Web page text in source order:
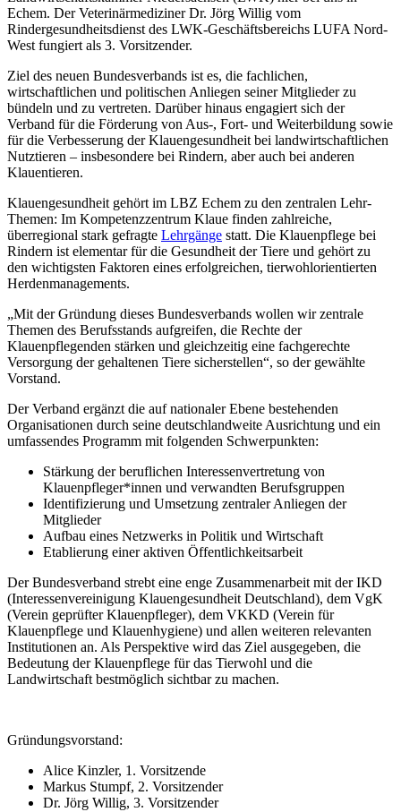
Echem. Der Veterinärmediziner Dr. Jörg Willig vom
Rindergesundheitsdienst des LWK-Geschäftsbereichs LUFA Nord-
West fungiert als 3. Vorsitzender.
Ziel des neuen Bundesverbands ist es, die fachlichen,
wirtschaftlichen und politischen Anliegen seiner Mitglieder zu
bündeln und zu vertreten. Darüber hinaus engagiert sich der
Verband für die Förderung von Aus-, Fort- und Weiterbildung sowie
für die Verbesserung der Klauengesundheit bei landwirtschaftlichen
Nutztieren – insbesondere bei Rindern, aber auch bei anderen
Klauentieren.
Klauengesundheit gehört im LBZ Echem zu den zentralen Lehr-
Themen: Im Kompetenzzentrum Klaue finden zahlreiche,
überregional stark gefragte Lehrgänge statt. Die Klauenpflege bei
Rindern ist elementar für die Gesundheit der Tiere und gehört zu
den wichtigsten Faktoren eines erfolgreichen, tierwohlorientierten
Herdenmanagements.
„Mit der Gründung dieses Bundesverbands wollen wir zentrale
Themen des Berufsstands aufgreifen, die Rechte der
Klauenpflegenden stärken und gleichzeitig eine fachgerechte
Versorgung der gehaltenen Tiere sicherstellen“, so der gewählte
Vorstand.
Der Verband ergänzt die auf nationaler Ebene bestehenden
Organisationen durch seine deutschlandweite Ausrichtung und ein
umfassendes Programm mit folgenden Schwerpunkten:
Stärkung der beruflichen Interessenvertretung von
Klauenpfleger*innen und verwandten Berufsgruppen
Identifizierung und Umsetzung zentraler Anliegen der
Mitglieder
Aufbau eines Netzwerks in Politik und Wirtschaft
Etablierung einer aktiven Öffentlichkeitsarbeit
Der Bundesverband strebt eine enge Zusammenarbeit mit der IKD
(Interessenvereinigung Klauengesundheit Deutschland), dem VgK
(Verein geprüfter Klauenpfleger), dem VKKD (Verein für
Klauenpflege und Klauenhygiene) und allen weiteren relevanten
Institutionen an. Als Perspektive wird das Ziel ausgegeben, die
Bedeutung der Klauenpflege für das Tierwohl und die
Landwirtschaft bestmöglich sichtbar zu machen.
Gründungsvorstand:
Alice Kinzler, 1. Vorsitzende
Markus Stumpf, 2. Vorsitzender
Dr. Jörg Willig, 3. Vorsitzender